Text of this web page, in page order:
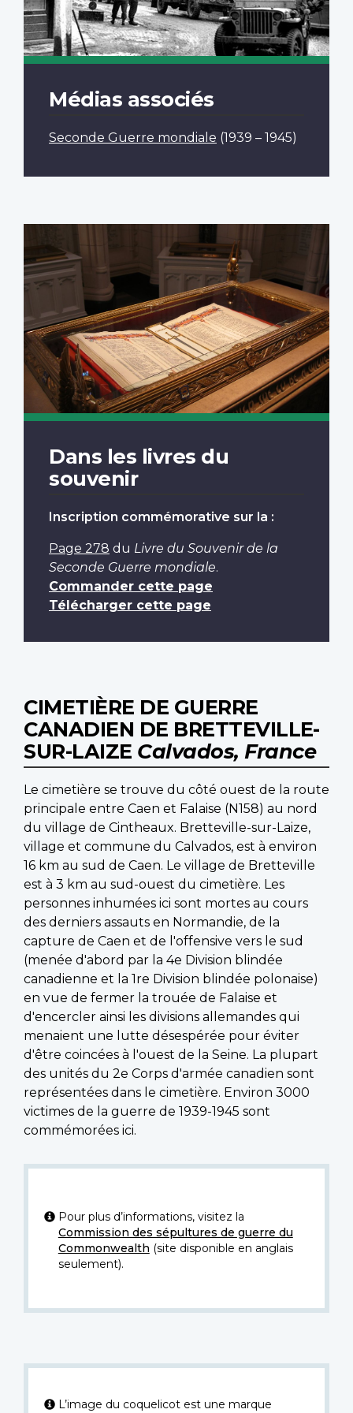
Médias associés
Seconde Guerre mondiale (1939 – 1945)
Dans les livres du
souvenir
Inscription commémorative sur la :
Page 278 du Livre du Souvenir de la
Seconde Guerre mondiale.
Commander cette page
Télécharger cette page
CIMETIÈRE DE GUERRE
CANADIEN DE BRETTEVILLE-
SUR-LAIZE Calvados, France
Le cimetière se trouve du côté ouest de la route
principale entre Caen et Falaise (N158) au nord
du village de Cintheaux. Bretteville-sur-Laize,
village et commune du Calvados, est à environ
16 km au sud de Caen. Le village de Bretteville
est à 3 km au sud-ouest du cimetière. Les
personnes inhumées ici sont mortes au cours
des derniers assauts en Normandie, de la
capture de Caen et de l'offensive vers le sud
(menée d'abord par la 4e Division blindée
canadienne et la 1re Division blindée polonaise)
en vue de fermer la trouée de Falaise et
d'encercler ainsi les divisions allemandes qui
menaient une lutte désespérée pour éviter
d'être coincées à l'ouest de la Seine. La plupart
des unités du 2e Corps d'armée canadien sont
représentées dans le cimetière. Environ 3000
victimes de la guerre de 1939-1945 sont
commémorées ici.
Pour plus d’informations, visitez la
Commission des sépultures de guerre du
Commonwealth (site disponible en anglais
seulement).
L’image du coquelicot est une marque